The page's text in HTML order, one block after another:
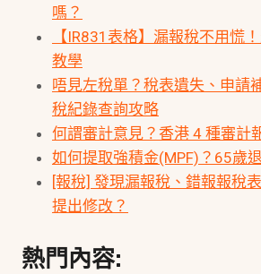
嗎？
【IR831表格】漏報稅不用慌
教學
唔見左稅單？稅表遺失、申請
稅紀錄查詢攻略
何謂審計意見？香港 4 種審計
如何提取強積金(MPF)？65歲
[報稅] 發現漏報稅、錯報報稅
提出修改？
熱門內容: